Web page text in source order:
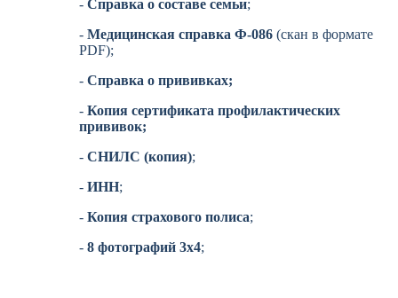
- Справка о составе семьи;
- Медицинская справка Ф-086 (скан в формате
PDF);
- Справка о прививках;
- Копия сертификата профилактических
прививок;
- СНИЛС (копия);
- ИНН;
- Копия страхового полиса;
- 8 фотографий 3х4;